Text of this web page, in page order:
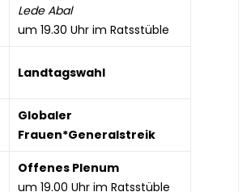
Lede Abal
um 19.30 Uhr im Ratsstüble
Landtagswahl
Globaler
Frauen*Generalstreik
Offenes Plenum
um 19.00 Uhr im Ratsstüble